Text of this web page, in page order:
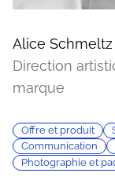
Alice Schmeltz
Direction
marque
Offre et produit
Communication
Photographie et